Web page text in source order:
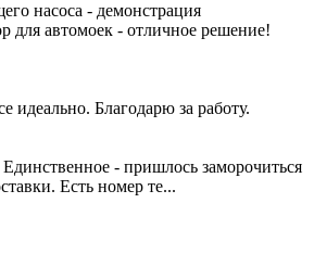
насоса - демонстрация
для автомоек - отличное решение!
идеально. Благодарю за работу.
- пришлось заморочиться
Есть номер те...